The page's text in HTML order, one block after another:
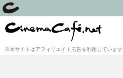
※本サイトはアフィリエイト広告を利用しています